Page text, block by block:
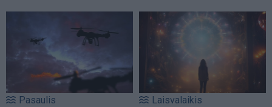
Pasaulis Laisvalaikis